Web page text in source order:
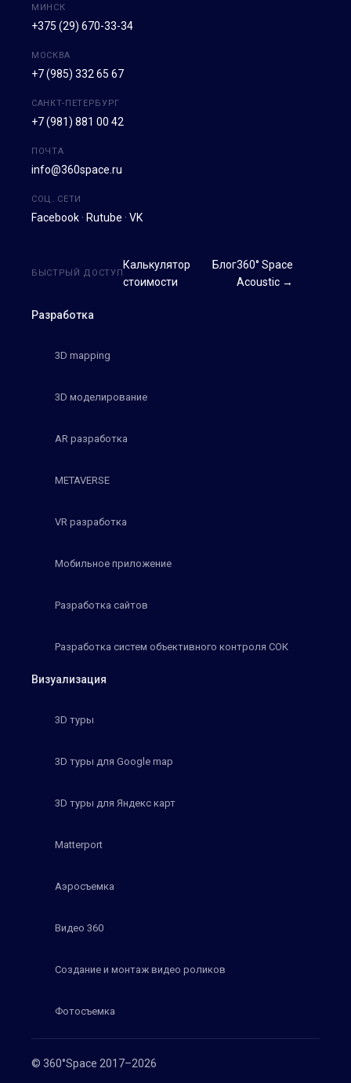
© 360°Space 2017–2026
МИНСК
+375 (29) 670-33-34
МОСКВА
+7 (985) 332 65 67
САНКТ-ПЕТЕРБУРГ
+7 (981) 881 00 42
ПОЧТА
info@360space.ru
СОЦ. СЕТИ
Facebook · Rutube · VK
Разработка
3D mapping
3D моделирование
AR разработка
METAVERSE
VR разработка
Мобильное приложение
Разработка сайтов
Разработка систем объективного контроля СОК
Визуализация
3D туры
3D туры для Google map
3D туры для Яндекс карт
Matterport
Аэросъемка
Видео 360
Создание и монтаж видео роликов
Фотосъемка
БЫСТРЫЙ ДОСТУП
Калькулятор
стоимости
Блог360° Space
Acoustic →